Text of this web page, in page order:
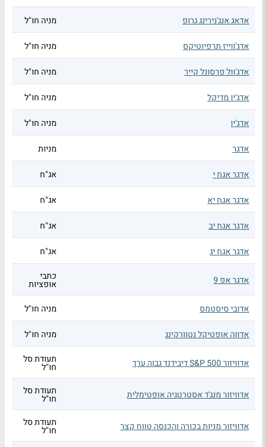
אדאג אנג'נירינג גרופ מניה חו"ל
אדג'ווייז תרפיוטיקס מניה חו"ל
אדג'וול פרסונל קייר מניה חו"ל
אדג'יו מדיקל מניה חו"ל
אדג'ין מניה חו"ל
אדגר מניות
אדגר אגח י אג"ח
אדגר אגח יא אג"ח
אדגר אגח יב אג"ח
אדגר אגח יג אג"ח
אדגר אפ 9 כתבי
אופציות
אדובי סיסטמס
מניה חו"ל
אדווה אופטיקל נטוורקינג מניה חו"ל
אדוויזור S&P 500 דיבידנד גבוה ערך תעודת סל
חו"ל
אדוויזור מנג'ד אסטרטגיה אופטימלית תעודת סל
חו"ל
אדוויזור מניות בכורה והכנסה טווח קצר תעודת סל
חו"ל